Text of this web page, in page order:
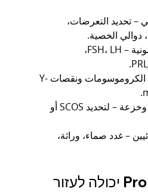
– تحديد التعرضات،
دوالي الخصية.
الفحوصات الهرمونية – FSH، LH،
الفحص الجيني – الكروموسومات ونقصات Y-
سونار للخصيتين وخزعة – لتحديد SCOS أو
– غدد صماء، وراثة،